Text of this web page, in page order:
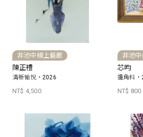
非池中線上藝廊
陳正禮
清新愉悅，2026
NT$ 4,500
非池
芯昀
邊角料，
NT$ 800